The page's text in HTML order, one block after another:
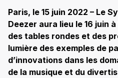
Paris, le 15 juin 2022 – Le
Deezer aura lieu le 16 juin
des tables rondes et des
lumière des exemples de
d’innovations dans les
de la musique et du